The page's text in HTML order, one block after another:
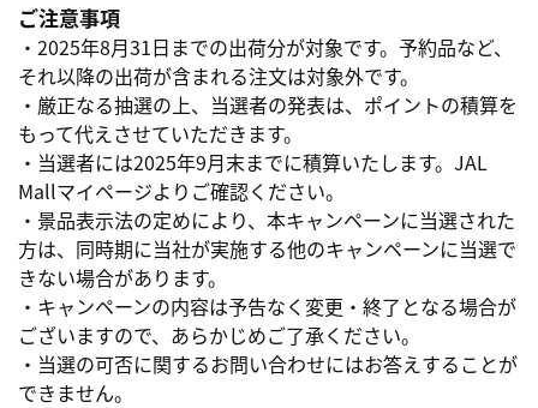
ご注意事項
・2025年8月31日までの出荷分が対象です。予約品など、
それ以降の出荷が含まれる注文は対象外です。
・厳正なる抽選の上、当選者の発表は、ポイントの積算を
もって代えさせていただきます。
・当選者には2025年9月末までに積算いたします。JAL
Mallマイページよりご確認ください。
・景品表示法の定めにより、本キャンペーンに当選された
方は、同時期に当社が実施する他のキャンペーンに当選で
きない場合があります。
・キャンペーンの内容は予告なく変更・終了となる場合が
ございますので、あらかじめご了承ください。
・当選の可否に関するお問い合わせにはお答えすることが
できません。